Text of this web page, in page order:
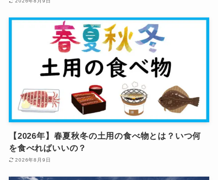
【2026年】春夏秋冬の土用の食べ物とは？いつ何
を食べればいいの？
2026年8月9日